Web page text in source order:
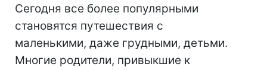
Сегодня все более популярными
становятся путешествия с
маленькими, даже грудными, детьми.
Многие родители, привыкшие к